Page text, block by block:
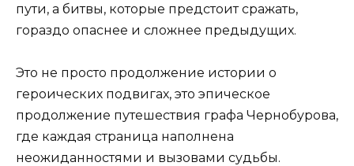
пути, а битвы, которые предстоит сражать,
гораздо опаснее и сложнее предыдущих.
Это не просто продолжение истории о
героических подвигах, это эпическое
продолжение путешествия графа Чернобурова,
где каждая страница наполнена
неожиданностями и вызовами судьбы.